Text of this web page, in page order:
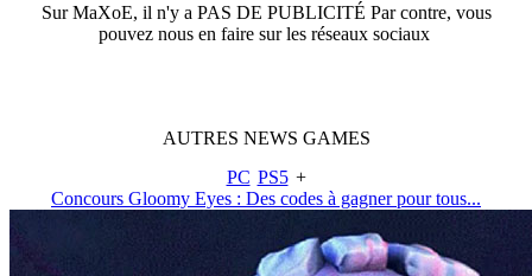
SurMaXoE, il n'y a PAS DE PUBLICITÉ Par contre, vous
pouvez nous en faire sur les réseaux sociaux
AUTRES NEWS GAMES
PC PS5 +
Concours Gloomy Eyes : Des codes à gagner pour tous...